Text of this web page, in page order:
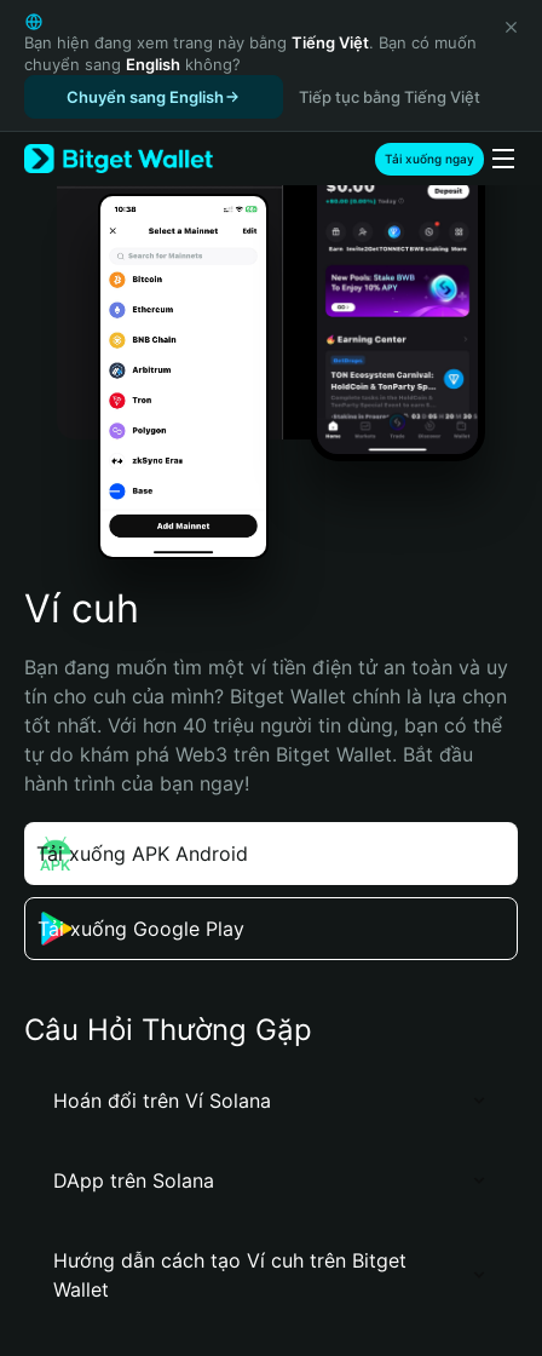
English
日本語
Tiếng Việt
Русский
Español (Latinoamérica)
Türkçe
Italiano
Português (Portugal)
Bahasa Indonesia
Português (Brasil)
Español (Argentina)
Bạn hiện đang xem trang này bằng Tiếng Việt. Bạn có muốn
chuyển sang English không?
Chuyển sang English
Tiếp tục bằng Tiếng Việt
Tải xuống ngay
Ví cuh
Bạn đang muốn tìm một ví tiền điện tử an toàn và uy
tín cho cuh của mình? Bitget Wallet chính là lựa chọn
tốt nhất. Với hơn 40 triệu người tin dùng, bạn có thể
tự do khám phá Web3 trên Bitget Wallet. Bắt đầu
hành trình của bạn ngay!
Tải xuống APK Android
Tải xuống Google Play
Câu Hỏi Thường Gặp
Hoán đổi trên Ví Solana
DApp trên Solana
Hướng dẫn cách tạo Ví cuh trên Bitget
Wallet